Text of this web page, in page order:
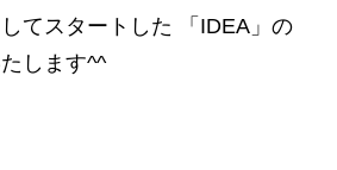
てスタートした 「IDEA」の
します^^